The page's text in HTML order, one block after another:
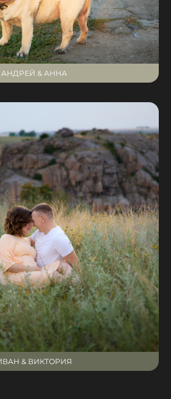
АНДРЕЙ & АННА
& ВИКТОРИЯ